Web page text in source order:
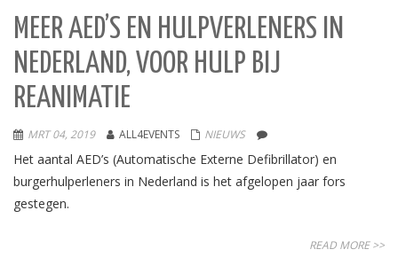
MEER AED’S EN HULPVERLENERS IN
NEDERLAND, VOOR HULP BIJ
REANIMATIE
MRT 04, 2019 ALL4EVENTS NIEUWS
Het aantal AED’s (Automatische Externe Defibrillator) en
burgerhulperleners in Nederland is het afgelopen jaar fors
gestegen.
READ MORE >>